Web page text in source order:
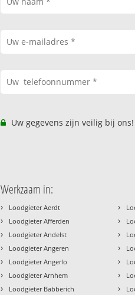
Uw gegevens zijn veilig bij ons!
Werkzaam in:
› Loodgieter Aerdt
› Loodgieter Afferden
› Loodgieter Andelst
› Loodgieter Angeren
› Loodgieter Angerlo
› Loodgieter Arnhem
› Loodgieter Babberich
›
›
›
›
›
›
›